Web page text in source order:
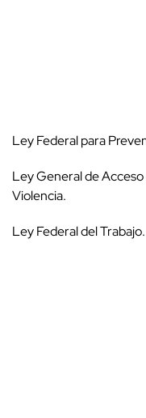
Ley Federal para
Ley General de
Violencia.
Ley Federal del Trabajo.